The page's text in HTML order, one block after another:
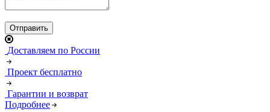
Доставляем по России
Проект бесплатно
Гарантии и возврат
Подробнее